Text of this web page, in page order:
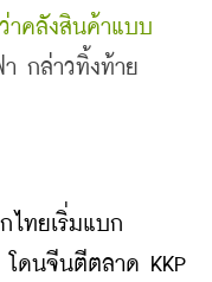
าคลังสินค้าแบบ
กล่าวทิ้งท้าย
ไทยเริ่มแบก
ดนจีนตีตลาด KKP